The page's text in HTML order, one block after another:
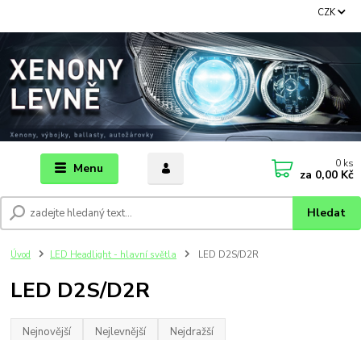
Menu
CZK
Hledat
0 ks
za 0,00 Kč
Úvod LED Headlight - hlavní světla LED D2S/D2R
LED D2S/D2R
Nejnovější Nejlevnější Nejdražší